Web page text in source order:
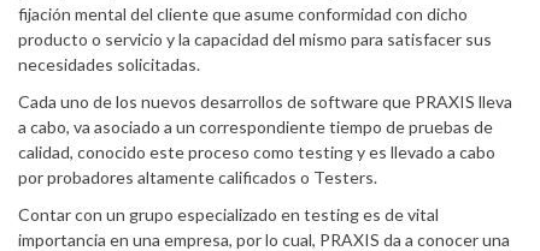
fijación mental del cliente que asume conformidad con dicho
producto o servicio y la capacidad del mismo para satisfacer sus
necesidades solicitadas.
Cada uno de los nuevos desarrollos de software que PRAXIS lleva
a cabo, va asociado a un correspondiente tiempo de pruebas de
calidad, conocido este proceso como testing y es llevado a cabo
por probadores altamente calificados o Testers.
Contar con un grupo especializado en testing es de vital
importancia en una empresa, por lo cual, PRAXIS da a conocer una